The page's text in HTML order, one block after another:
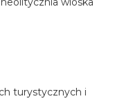
turystycznych i